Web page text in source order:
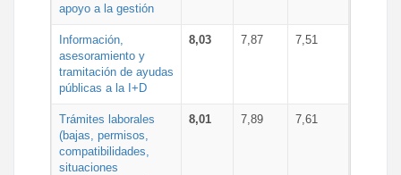
apoyo a la gestión
Información,
asesoramiento y
tramitación de ayudas
públicas a la I+D
8,03 7,87 7,51
Trámites laborales
(bajas, permisos,
compatibilidades,
situaciones
8,01 7,89 7,61